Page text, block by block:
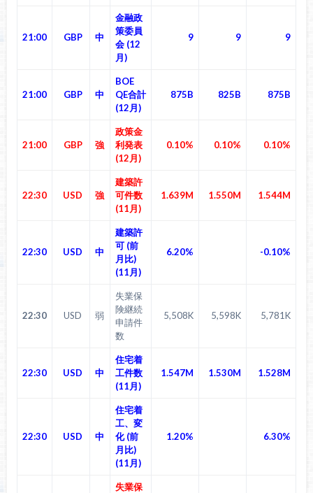
21:00 GBP 中
金融政
策委員
会 (12
月)
9 9 9
21:00 GBP 中
BOE
QE合計
(12月)
875B 825B 875B
21:00 GBP 強
政策金
利発表
(12月)
0.10% 0.10% 0.10%
22:30 USD 強
建築許
可件数
(11月)
1.639M 1.550M 1.544M
22:30 USD 中
建築許
可 (前
月比)
(11月)
6.20% -0.10%
22:30 USD 弱
失業保
険継続
申請件
数
5,508K 5,598K 5,781K
22:30 USD 中
住宅着
工件数
(11月)
1.547M 1.530M 1.528M
22:30 USD 中
住宅着
工、変
化 (前
月比)
(11月)
1.20% 6.30%
失業保